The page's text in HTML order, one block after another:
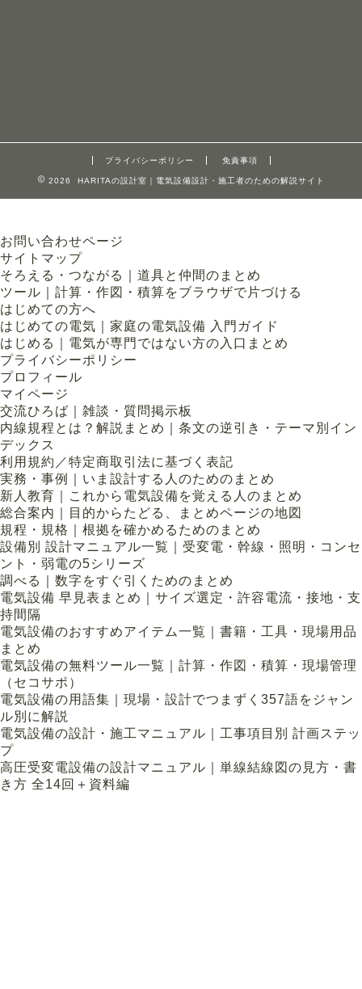
プライバシーポリシー 免責事項
2026 HARITAの設計室｜電気設備設計・施工者のための解説サイト
お問い合わせページ
サイトマップ
そろえる・つながる｜道具と仲間のまとめ
ツール｜計算・作図・積算をブラウザで片づける
はじめての方へ
はじめての電気｜家庭の電気設備 入門ガイド
はじめる｜電気が専門ではない方の入口まとめ
プライバシーポリシー
プロフィール
マイページ
交流ひろば｜雑談・質問掲示板
内線規程とは？解説まとめ｜条文の逆引き・テーマ別イン
デックス
利用規約／特定商取引法に基づく表記
実務・事例｜いま設計する人のためのまとめ
新人教育｜これから電気設備を覚える人のまとめ
総合案内｜目的からたどる、まとめページの地図
規程・規格｜根拠を確かめるためのまとめ
設備別 設計マニュアル一覧｜受変電・幹線・照明・コンセ
ント・弱電の5シリーズ
調べる｜数字をすぐ引くためのまとめ
電気設備 早見表まとめ｜サイズ選定・許容電流・接地・支
持間隔
電気設備のおすすめアイテム一覧｜書籍・工具・現場用品
まとめ
電気設備の無料ツール一覧｜計算・作図・積算・現場管理
（セコサポ）
電気設備の用語集｜現場・設計でつまずく357語をジャン
ル別に解説
電気設備の設計・施工マニュアル｜工事項目別 計画ステッ
プ
高圧受変電設備の設計マニュアル｜単線結線図の見方・書
き方 全14回＋資料編